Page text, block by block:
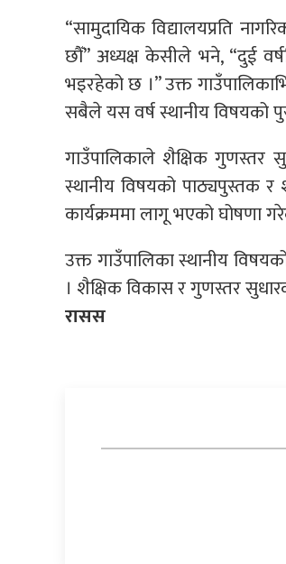
“सामुदायिक विद्यालयप्रति
छौँ” अध्यक्ष केसीले भने, “दुई
भइरहेको छ ।” उक्त
सबैले यस वर्ष स्थानीय
गाउँपालिकाले शैक्षिक गुणस्तर
स्थानीय विषयको पाठ्यपुस्तक
कार्यक्रममा लागू भएको घोषणा
उक्त गाउँपालिका स्थानीय
। शैक्षिक विकास र गुणस्तर
रासस